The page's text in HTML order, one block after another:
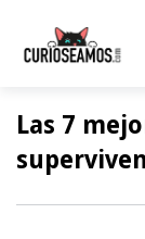
Las 7